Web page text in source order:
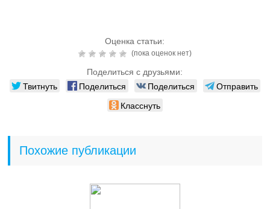
Оценка статьи:
(пока оценок нет)
Поделиться с друзьями:
Твитнуть Поделиться Поделиться
Отправить
Класснуть
Похожие публикации